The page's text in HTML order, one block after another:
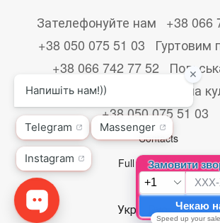
Зателефонуйте нам
+38 066
+38 050 075 51 03
Гуртовим
+38 066 742 77 52
+48533867723
Друк на
+38 050 075 51 03
Contacts
Full version of site
© 2026
Укр Рус Eng